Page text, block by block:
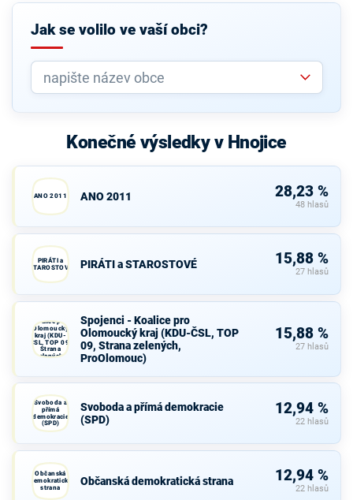
Jak se volilo ve vaší obci?
Konečné výsledky v Hnojice
ANO 2011 ANO 2011 28,23 %
48 hlasů
PIRÁTI a
STAROSTOVÉ
PIRÁTI a STAROSTOVÉ 15,88 %
27 hlasů
Koalice pro
Olomoucký
kraj (KDU-
ČSL, TOP 09,
Strana
zelených,
Spojenci - Koalice pro
Olomoucký kraj (KDU-ČSL, TOP
09, Strana zelených,
ProOlomouc)
15,88 %
27 hlasů
Svoboda a
přímá
demokracie
(SPD)
Svoboda a přímá demokracie
(SPD)
12,94 %
22 hlasů
Občanská
demokratická
strana
Občanská demokratická strana 12,94 %
22 hlasů